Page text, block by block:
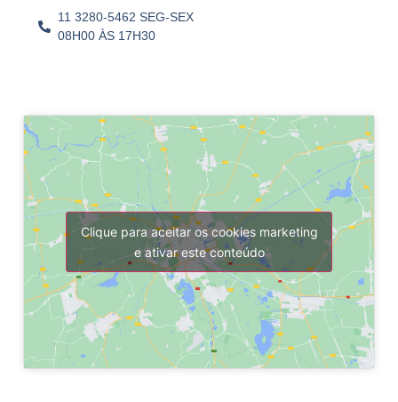
11 3280-5462 SEG-SEX
08H00 ÀS 17H30
Clique para aceitar os cookies marketing
e ativar este conteúdo